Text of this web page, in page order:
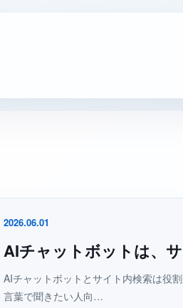
2026.06.01
AIチャットボットは、
AIチャットボットとサイト内検索は役
言葉で聞きたい人向…